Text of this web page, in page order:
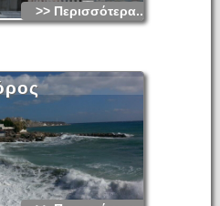
>> Περισσότερα...